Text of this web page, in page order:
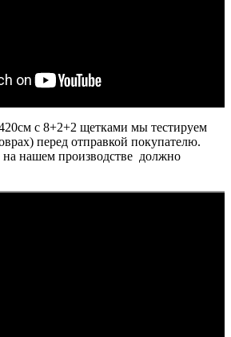
с 8+2+2 щетками мы тестируем
перед отправкой покупателю.
на нашем производстве должно